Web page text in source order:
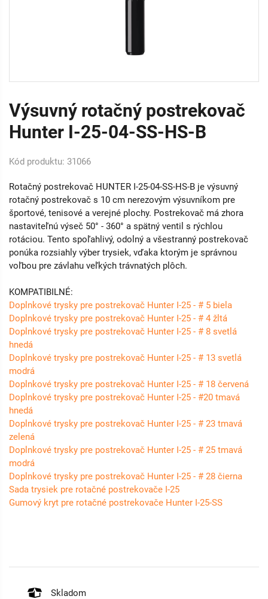
Výsuvný rotačný postrekovač
Hunter I-25-04-SS-HS-B
Kód produktu: 31066
Rotačný postrekovač HUNTER I-25-04-SS-HS-B je výsuvný
rotačný postrekovač s 10 cm nerezovým výsuvníkom pre
športové, tenisové a verejné plochy. Postrekovač má zhora
nastaviteľnú výseč 50° - 360° a spätný ventil s rýchlou
rotáciou. Tento spoľahlivý, odolný a všestranný postrekovač
ponúka rozsiahly výber trysiek, vďaka ktorým je správnou
voľbou pre závlahu veľkých trávnatých plôch.
KOMPATIBILNÉ:
Doplnkové trysky pre postrekovač Hunter I-25 - # 5 biela
Doplnkové trysky pre postrekovač Hunter I-25 - # 4 žltá
Doplnkové trysky pre postrekovač Hunter I-25 - # 8 svetlá
hnedá
Doplnkové trysky pre postrekovač Hunter I-25 - # 13 svetlá
modrá
Doplnkové trysky pre postrekovač Hunter I-25 - # 18 červená
Doplnkové trysky pre postrekovač Hunter I-25 - #20 tmavá
hnedá
Doplnkové trysky pre postrekovač Hunter I-25 - # 23 tmavá
zelená
Doplnkové trysky pre postrekovač Hunter I-25 - # 25 tmavá
modrá
Doplnkové trysky pre postrekovač Hunter I-25 - # 28 čierna
Sada trysiek pre rotačné postrekovače I-25
Gumový kryt pre rotačné postrekovače Hunter I-25-SS
Skladom